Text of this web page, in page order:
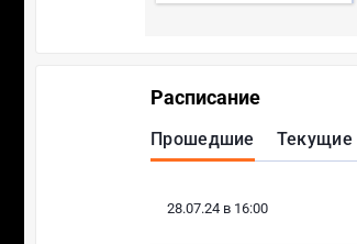
Расписание
Прошедшие Текущие
28.07.24 в 16:00